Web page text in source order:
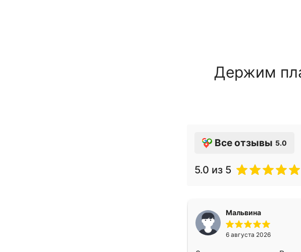
Держим
Все отзывы 5.0
5.0 из 5
Мальвина
6 августа 2026